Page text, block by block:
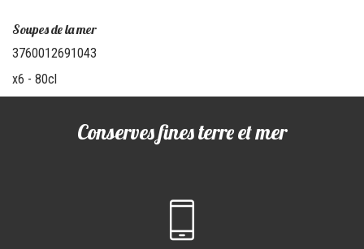
Soupes de la mer
3760012691043
x6 - 80cl
Conserves fines terre et mer